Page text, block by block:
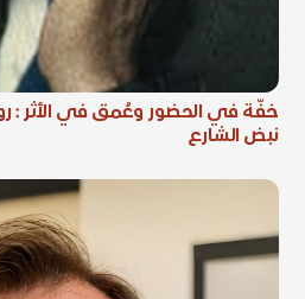
خفّة في الحضور وعُمق في الأثر :
نبض الشارع